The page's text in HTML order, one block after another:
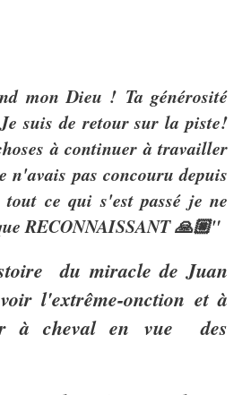
mon Dieu ! Ta générosité
Je suis de retour sur la piste!
à continuer à travailler
n'avais pas concouru depuis
ce qui s'est passé je ne
RECONNAISSANT🙏🏼"
du miracle de Juan
l'extrême-onction et à
à cheval en vue des